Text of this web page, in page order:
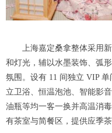
上海嘉定桑拿整体采用新
和灯光，辅以水墨装饰、弧
氛围。设有 11 间独立 VIP
立卫浴、恒温泡池、智能影
油瓶等均一客一换并高温消
有茶室与简餐区，提供应季